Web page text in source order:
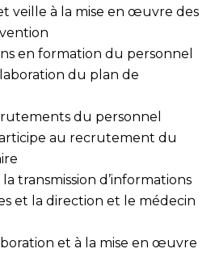
veille à la mise en œuvre des
en formation du personnel
du plan de
du personnel
au recrutement du
transmission d’informations
et la direction et le médecin
et à la mise en œuvre